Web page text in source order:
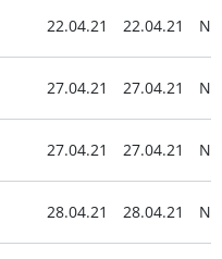
22.04.21 22.04.21
27.04.21 27.04.21
27.04.21 27.04.21
28.04.21 28.04.21